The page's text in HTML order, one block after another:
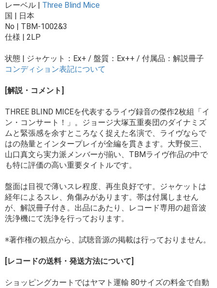
レーベル | Three Blind Mice
国 | 日本
No | TBM-1002&3
仕様 | 2LP
状態 | ジャケット：Ex+ / 盤質：Ex++ / 付属品：解説冊子
コンディション表記について
[解説・コメント]
THREE BLIND MICEを代表するライヴ録音の傑作2枚組「イ
ン・コンサート！」。ジョージ大塚五重奏団のダイナミズ
ムと緊張感を余すところなく捉えた名演で、ライヴならで
はの熱量とインタープレイが全編を貫きます。大野俊三、
山口真文ら実力派メンバーが揃い、TBMライヴ作品の中で
も特に評価の高い重要タイトルです。
盤面は目視で薄いスレ程度、再生良好です。ジャケットは
経年によるスレ、角傷みがあります。帯は付属しません
が、解説冊子付き。出品にあたり、レコード専用の超音波
洗浄機にて洗浄を行っております。
※著作権の観点から、試聴音源の掲載は行っておりません。
[レコードの送料・発送方法について]
ショッピングカートではヤマト運輸 80サイズの料金で自動